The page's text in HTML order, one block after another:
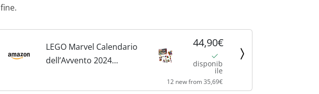
fine.
LEGO Marvel Calendario
dell’Avvento 2024
con Minifigure dei
44,90€
disponib
ile
12 new from 35,69€